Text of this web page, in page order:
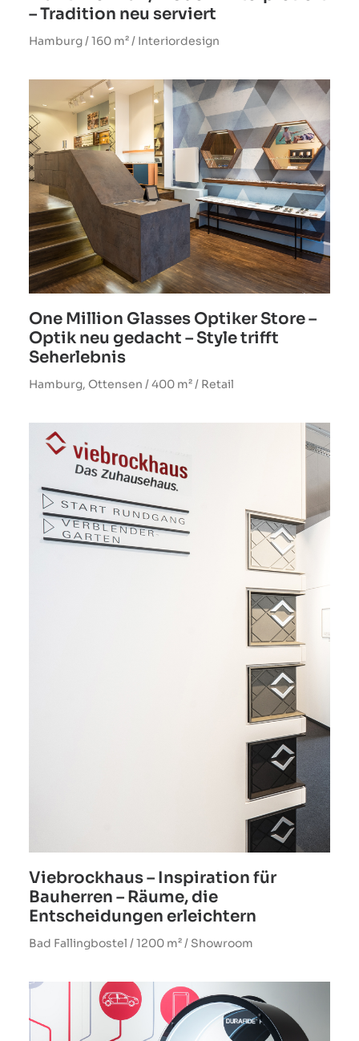
– Tradition neu serviert
Hamburg / 160 m² / Interiordesign
One Million Glasses Optiker Store –
Optik neu gedacht – Style trifft
Seherlebnis
Hamburg, Ottensen / 400 m² / Retail
Viebrockhaus – Inspiration für
Bauherren – Räume, die
Entscheidungen erleichtern
Bad Fallingbostel / 1200 m² / Showroom